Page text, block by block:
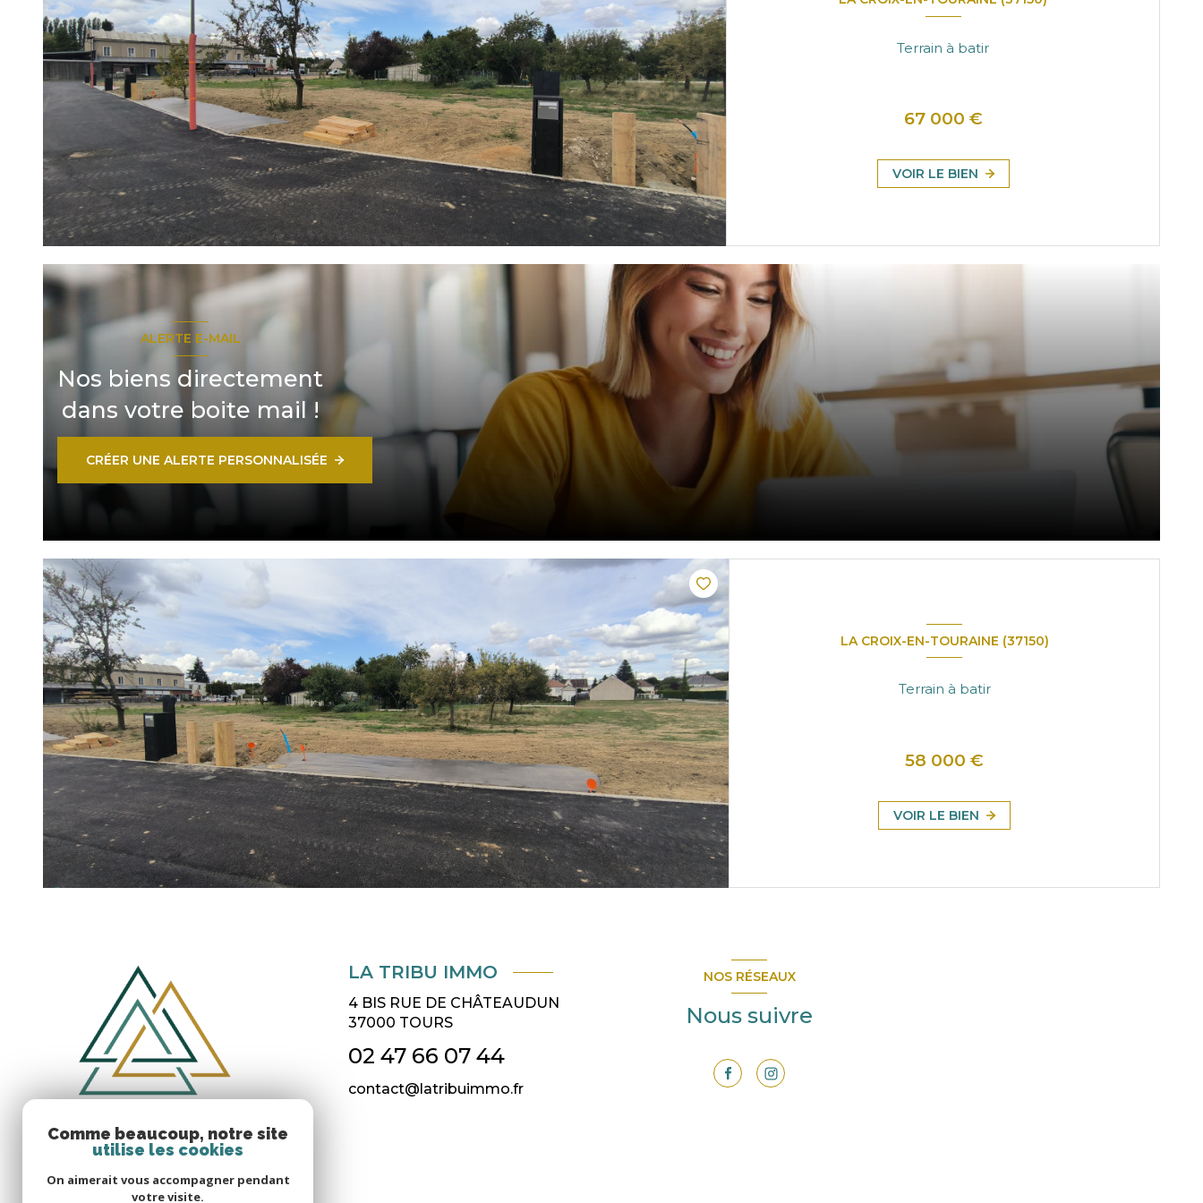
Terrain à batir
67 000 €
VOIR LE BIEN
ALERTE E-MAIL
Nos biens directement
dans votre boite mail !
CRÉER UNE ALERTE PERSONNALISÉE
LA CROIX-EN-TOURAINE (37150)
Terrain à batir
58 000 €
VOIR LE BIEN
LA TRIBU IMMO
4 BIS RUE DE CHÂTEAUDUN
37000 TOURS
02 47 66 07 44
contact@latribuimmo.fr
NOS RÉSEAUX
Nous suivre
Comme beaucoup, notre site
utilise les cookies
On aimerait vous accompagner pendant
votre visite.